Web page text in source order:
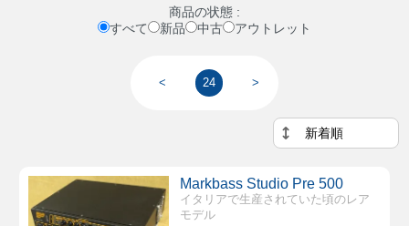
商品の状態 :
すべて
新品 中古 アウトレット
< 24 >
Markbass Studio Pre 500
イタリアで生産されていた頃のレア
モデル